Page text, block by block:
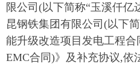
限公司(以下简称“玉溪仟亿
昆钢铁集团有限公司(以下
能升级改造项目发电工程
EMC合同)》及补充协议,依